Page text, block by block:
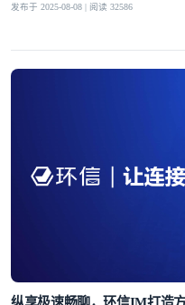
发布于 2025-08-08 | 阅读 32586